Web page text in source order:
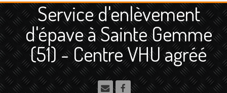
ENLÈVEMENTÉPAVE
Quoi?
Scooteret Moto
Camion
et Poids Lourd
Service d'enlèvement
d'épave à Sainte Gemme
(51) - Centre VHU agréé